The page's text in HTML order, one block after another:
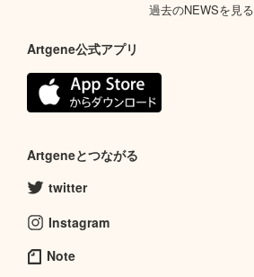
過去のNEWSを見る
Artgene公式アプリ
Artgeneとつながる
twitter
Instagram
Note